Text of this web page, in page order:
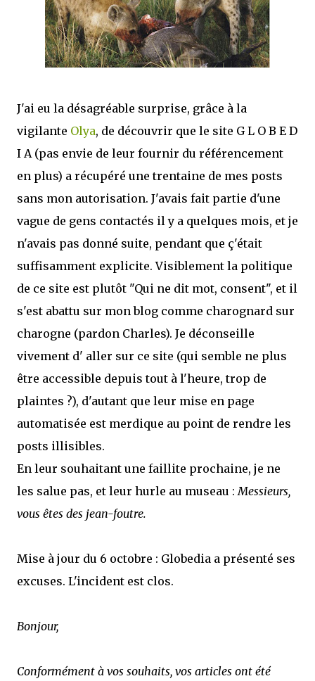
mettre sous tous les yeux. C'est cela...
J'ai eu la désagréable surprise, grâce à la
vigilante Olya, de découvrir que le site G L O B E D
I A (pas envie de leur fournir du référencement
en plus) a récupéré une trentaine de mes posts
sans mon autorisation. J'avais fait partie d'une
vague de gens contactés il y a quelques mois, et je
n'avais pas donné suite, pendant que ç'était
suffisamment explicite. Visiblement la politique
de ce site est plutôt "Qui ne dit mot, consent", et il
s'est abattu sur mon blog comme charognard sur
charogne (pardon Charles). Je déconseille
vivement d' aller sur ce site (qui semble ne plus
être accessible depuis tout à l'heure, trop de
plaintes ?), d'autant que leur mise en page
automatisée est merdique au point de rendre les
posts illisibles.
En leur souhaitant une faillite prochaine, je ne
les salue pas, et leur hurle au museau :Messieurs,
vous êtes des jean-foutre.
Mise à jour du 6 octobre : Globedia a présenté ses
excuses. L'incident est clos.
Bonjour,
Conformément à vos souhaits, vos articles ont été